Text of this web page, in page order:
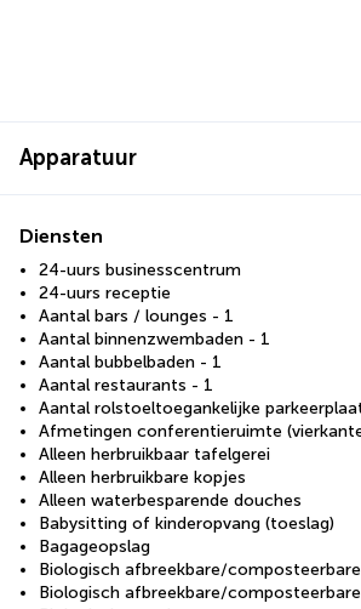
Apparatuur
Diensten
24-uurs businesscentrum
24-uurs receptie
Aantal bars / lounges - 1
Aantal binnenzwembaden - 1
Aantal bubbelbaden - 1
Aantal restaurants - 1
Aantal rolstoeltoegankelijke
Afmetingen conferentieruimte
Alleen herbruikbaar tafelgerei
Alleen herbruikbare kopjes
Alleen waterbesparende douches
Babysitting of kinderopvang (toeslag)
Bagageopslag
Biologisch afbreekbare/
Biologisch afbreekbare/